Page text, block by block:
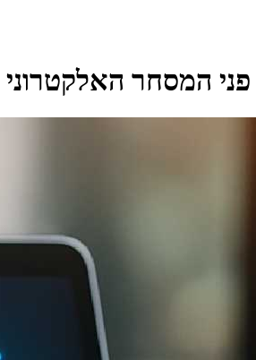
המסחר האלקטרוני